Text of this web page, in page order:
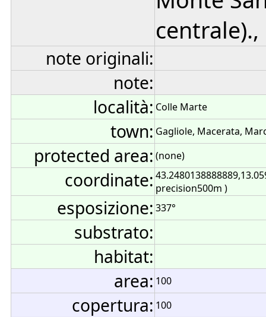
centrale).,
note originali:
note:
località: Colle Marte
town: Gagliole, Macerata,
protected area: (none)
coordinate: precision500m )
esposizione: 337°
substrato:
habitat:
area: 100
copertura: 100